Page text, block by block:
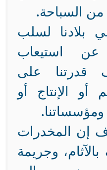
السباحة.
بلادنا لسلب
عن استيعاب
قدرتنا على
أو الإنتاج أو
إن المخدرات
وجريمة